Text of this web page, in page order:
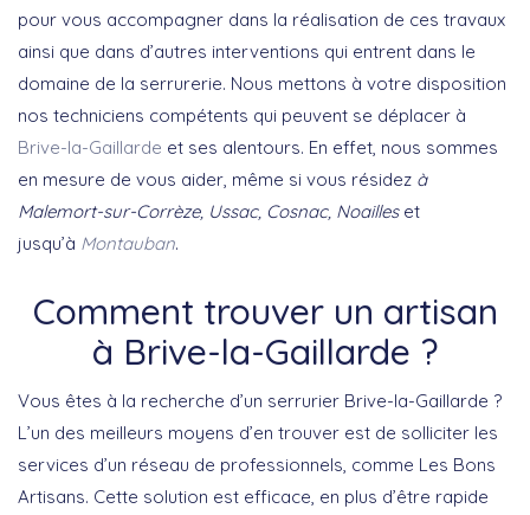
pour vous accompagner dans la réalisation de ces travaux
ainsi que dans d’autres interventions qui entrent dans le
domaine de la serrurerie. Nous mettons à votre disposition
nos techniciens compétents qui peuvent se déplacer à
Brive-la-Gaillarde et ses alentours. En effet, nous sommes
en mesure de vous aider, même si vous résidez à
Malemort-sur-Corrèze, Ussac, Cosnac, Noailles et
jusqu’à Montauban.
Comment trouver un artisan
à Brive-la-Gaillarde ?
Vous êtes à la recherche d’un serrurier Brive-la-Gaillarde ?
L’un des meilleurs moyens d’en trouver est de solliciter les
services d’un réseau de professionnels, comme Les Bons
Artisans. Cette solution est efficace, en plus d’être rapide